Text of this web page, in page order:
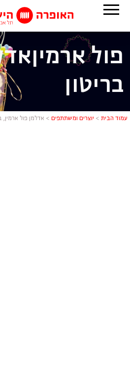
פול ארמין
בריטון
עמוד הבית > יוצרים ומשתתפים > אדלמן פול ארמין,